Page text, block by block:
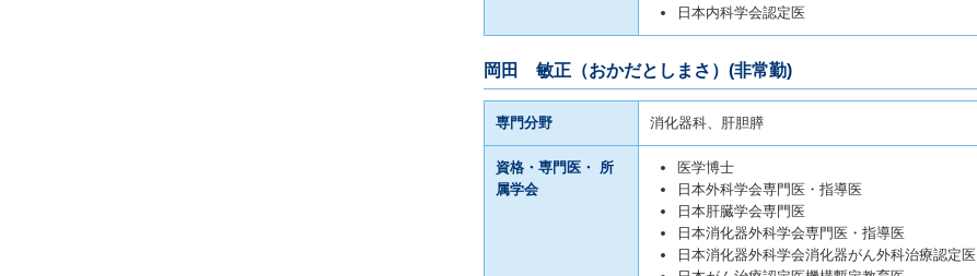
日本内科学会認定医
岡田 敏正（おかだとしまさ）(非常勤)
専門分野 消化器科、肝胆膵
資格・専門医・ 所
属学会
医学博士
日本外科学会専門医・指導医
日本肝臓学会専門医
日本消化器外科学会専門医・指導医
日本消化器外科学会消化器がん外科治療認定医